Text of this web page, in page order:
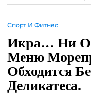
Спорт И Фитнес
Икра… Ни
Меню
Обходится
Деликатеса.